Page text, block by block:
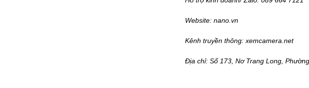
Website: nano.vn
Kênh truyền thông: xemcamera.net
Địa chỉ: Số 173, Nơ Trang Long,